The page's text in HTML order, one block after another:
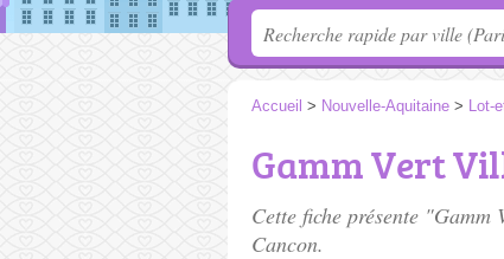
Accueil > Nouvelle-Aquitaine > Lot-
Gamm Vert
Cette fiche présente
Cancon.